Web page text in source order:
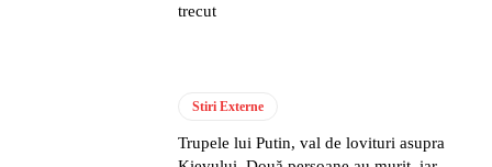
trecut
Stiri Externe
Trupele lui Putin, val de lovituri asupra